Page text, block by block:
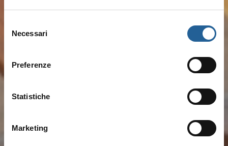
delNecessari
Preferenze
Statistiche
Marketing